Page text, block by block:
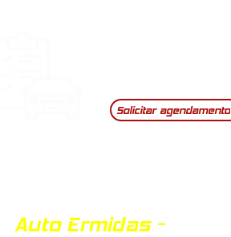
Solicitar agendamento
Auto Ermidas -